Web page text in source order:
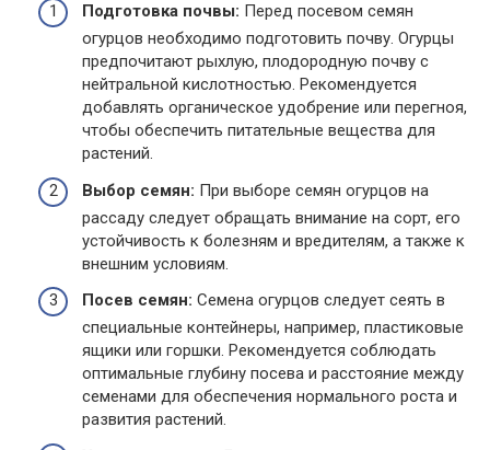
Подготовка почвы: Перед посевом семян
огурцов необходимо подготовить почву. Огурцы
предпочитают рыхлую, плодородную почву с
нейтральной кислотностью. Рекомендуется
добавлять органическое удобрение или перегноя,
чтобы обеспечить питательные вещества для
растений.
Выбор семян: При выборе семян огурцов на
рассаду следует обращать внимание на сорт, его
устойчивость к болезням и вредителям, а также к
внешним условиям.
Посев семян: Семена огурцов следует сеять в
специальные контейнеры, например, пластиковые
ящики или горшки. Рекомендуется соблюдать
оптимальные глубину посева и расстояние между
семенами для обеспечения нормального роста и
развития растений.